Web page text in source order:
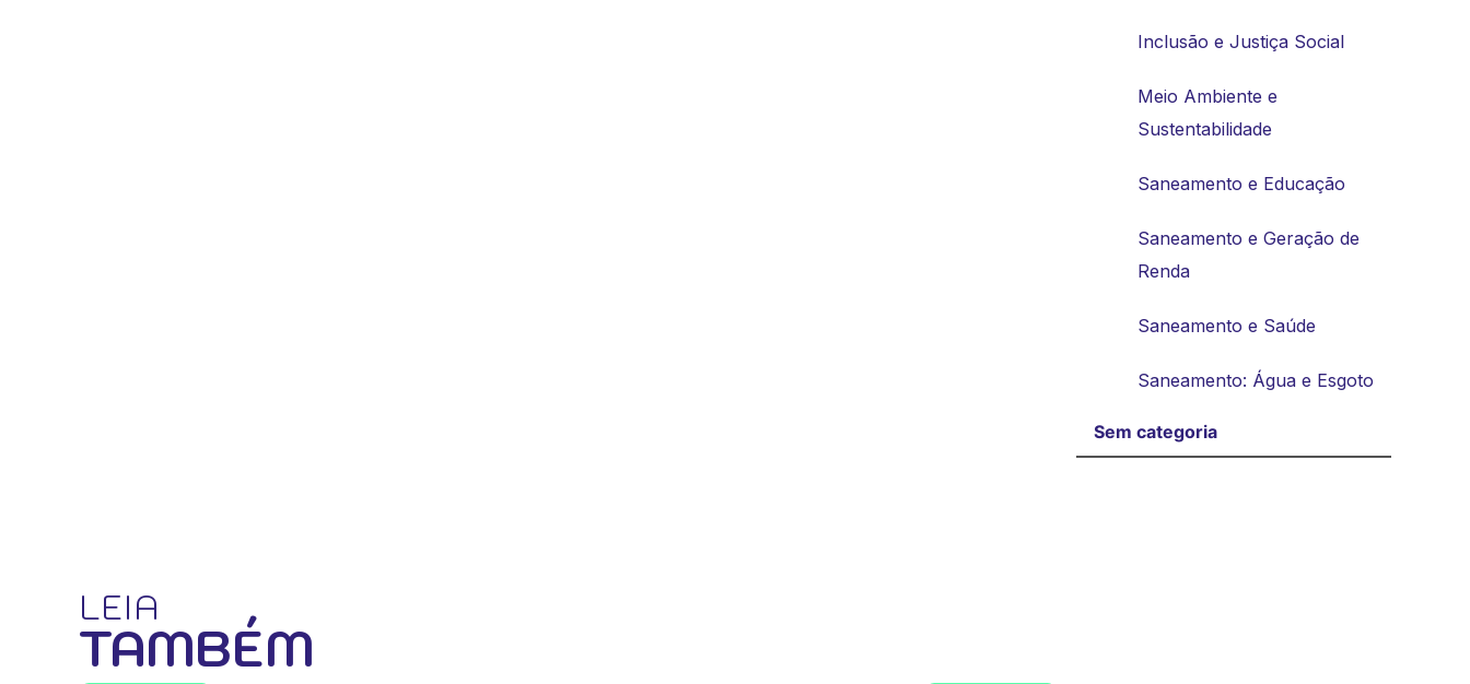
Inclusão e Justiça Social
Meio Ambiente e
Sustentabilidade
Saneamento e Educação
Saneamento e Geração de
Renda
Saneamento e Saúde
Saneamento: Água e Esgoto
Sem categoria
LEIA
TAMBÉM